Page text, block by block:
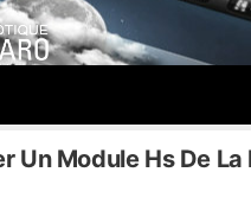
Un Module Hs De La